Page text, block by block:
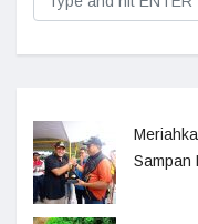
Sampan